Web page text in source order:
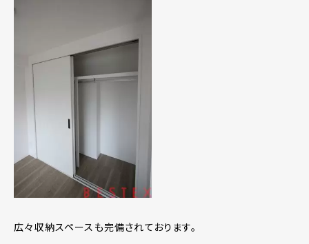
広々収納スペースも完備されております。